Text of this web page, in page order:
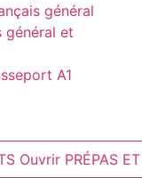
général
général et
A1
Ouvrir PRÉPAS